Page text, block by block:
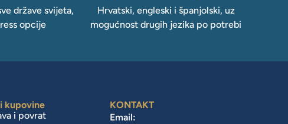
države svijeta,
opcije
Hrvatski, engleski i španjolski, uz
mogućnost drugih jezika po potrebi
kupovine
i povrat
KONTAKT
Email: